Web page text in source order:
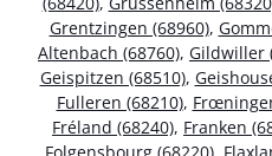
Grentzingen (68960),
Altenbach (68760), Gildwiller
Geispitzen (68510),
Fulleren (68210),
Fréland (68240), Franken